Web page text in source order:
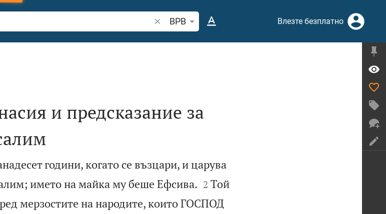
Търсете стих или дума в Библията
BPB Влезте безплатно
и предсказание за
години, когато се възцари, и царува
името на майка му беше Ефсива.
2 Той
мерзостите на народите, които ГОСПОД